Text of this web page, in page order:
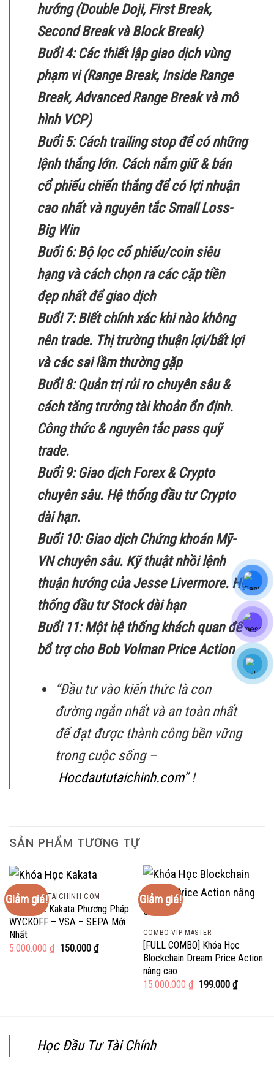
hướng (Double Doji, First Break,
Second Break và Block Break)
Buổi 4: Các thiết lập giao dịch vùng
phạm vi (Range Break, Inside Range
Break, Advanced Range Break và mô
hình VCP)
Buổi 5: Cách trailing stop để có những
lệnh thắng lớn. Cách nắm giữ & bán
cổ phiếu chiến thắng để có lợi nhuận
cao nhất và nguyên tắc Small Loss-
Big Win
Buổi 6: Bộ lọc cổ phiếu/coin siêu
hạng và cách chọn ra các cặp tiền
đẹp nhất để giao dịch
Buổi 7: Biết chính xác khi nào không
nên trade. Thị trường thuận lợi/bất lợi
và các sai lầm thường gặp
Buổi 8: Quản trị rủi ro chuyên sâu &
cách tăng trưởng tài khoản ổn định.
Công thức & nguyên tắc pass quỹ
trade.
Buổi 9: Giao dịch Forex & Crypto
chuyên sâu. Hệ thống đầu tư Crypto
dài hạn.
Buổi 10: Giao dịch Chứng khoán Mỹ-
VN chuyên sâu. Kỹ thuật nhồi lệnh
thuận hướng của Jesse Livermore. Hệ
thống đầu tư Stock dài hạn
Buổi 11: Một hệ thống khách quan để
bổ trợ cho Bob Volman Price Action
“Đầu tư vào kiến thức là con
đường ngắn nhất và an toàn nhất
để đạt được thành công bền vững
trong cuộc sống –
Hocdaututaichinh.com” !
SẢN PHẨM TƯƠNG TỰ
Giảm giá!
HOCDAUTUTAICHINH.COM
Khóa Học Kakata Phương Pháp
WYCKOFF – VSA – SEPA Mới
Nhất
5.000.000₫ Giá
150.000 ₫Giá
Giảm giá!
COMBO VIP MASTER
[FULL COMBO] Khóa Học
Blockchain Dream Price Action
nâng cao
15.000.000₫ Giá
199.000 ₫Giá
Học Đầu Tư Tài Chính